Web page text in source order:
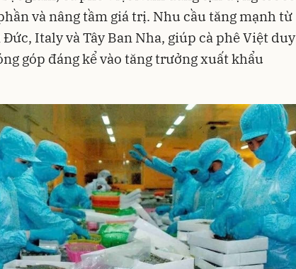
và nâng tầm giá trị. Nhu cầu tăng mạnh từ
Italy và Tây Ban Nha, giúp cà phê Việt duy
góp đáng kể vào tăng trưởng xuất khẩu